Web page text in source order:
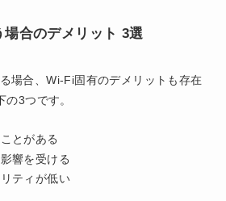
場合のデメリット 3選
場合、Wi-Fi固有のデメリットも存在
の3つです。
とがある
響を受ける
ティが低い